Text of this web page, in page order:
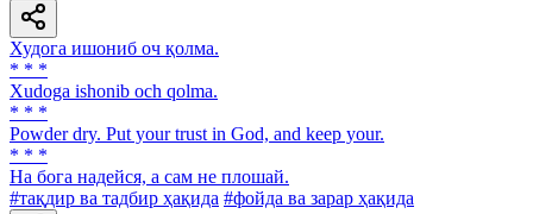
Худога ишониб оч қолма.
* * *
Xudoga ishonib och qolma.
* * *
Powder dry. Put your trust in God, and keep your.
* * *
На бога надейся, а сам не плошай.
#тақдир ва тадбир ҳақида #фойда ва зарар ҳақида